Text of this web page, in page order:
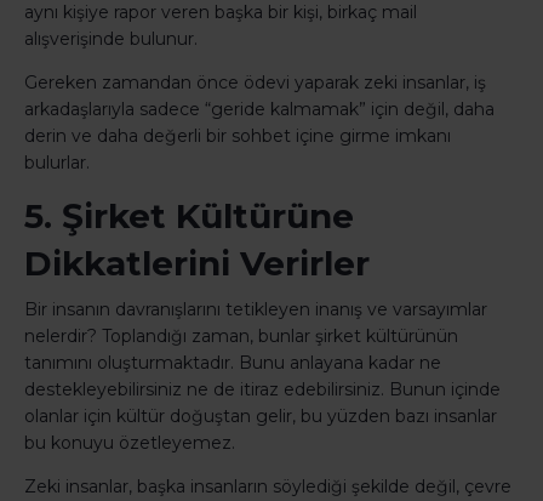
aynı kişiye rapor veren başka bir kişi, birkaç mail
alışverişinde bulunur.
Gereken zamandan önce ödevi yaparak zeki insanlar, iş
arkadaşlarıyla sadece “geride kalmamak” için değil, daha
derin ve daha değerli bir sohbet içine girme imkanı
bulurlar.
5. Şirket Kültürüne
Dikkatlerini Verirler
Bir insanın davranışlarını tetikleyen inanış ve varsayımlar
nelerdir? Toplandığı zaman, bunlar şirket kültürünün
tanımını oluşturmaktadır. Bunu anlayana kadar ne
destekleyebilirsiniz ne de itiraz edebilirsiniz. Bunun içinde
olanlar için kültür doğuştan gelir, bu yüzden bazı insanlar
bu konuyu özetleyemez.
Zeki insanlar, başka insanların söylediği şekilde değil, çevre